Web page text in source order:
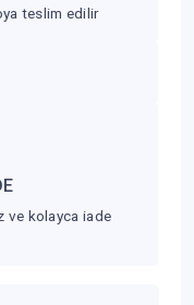
teslim edilir
ve kolayca iade